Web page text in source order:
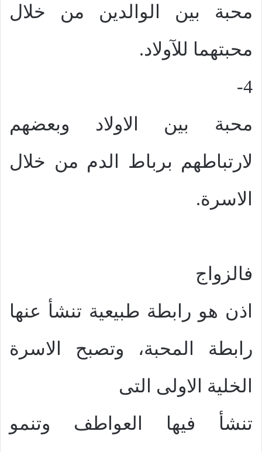
محبة بين الوالدين من خلال
محبتهما للآولاد.
4-
محبة بين الاولاد وبعضهم
لارتباطهم برباط الدم من خلال
الاسرة.
فالزواج
اذن هو رابطة طبيعية تنشأ عنها
رابطة المحبة، وتصبح الاسرة
الخلية الاولى التى
تنشأ فيها العواطف وتنمو